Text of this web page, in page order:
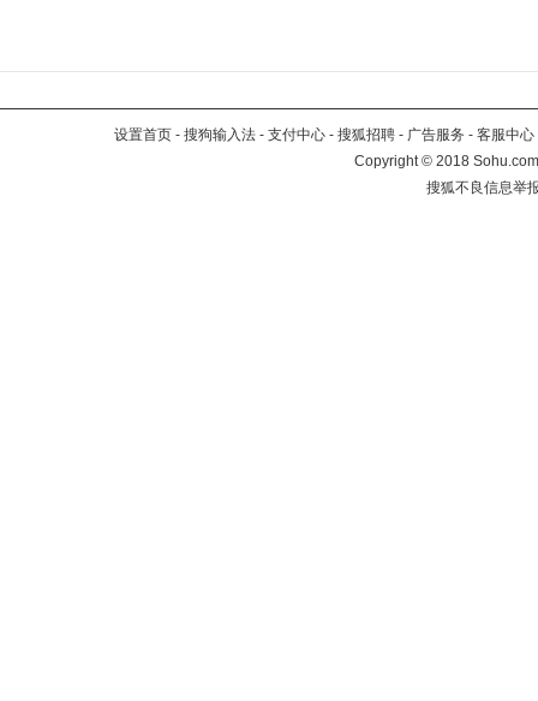
设置首页 - 搜狗输入法 - 支付中心 - 搜狐招聘 - 广告服务 - 客服中心
Copyright©2018
搜狐不良信息举